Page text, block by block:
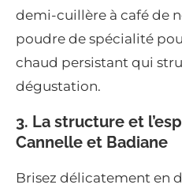
demi-cuillère à café de
poudre de spécialité
chaud persistant qui
dégustation.
3. La structure et
Cannelle et Badiane
Brisez délicatement en